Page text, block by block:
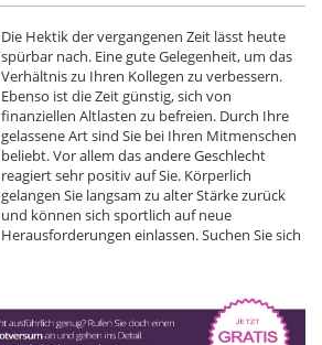
Die Hektik der vergangenen Zeit lässt heute
spürbar nach. Eine gute Gelegenheit, um das
Verhältnis zu Ihren Kollegen zu verbessern.
Ebenso ist die Zeit günstig, sich von
finanziellen Altlasten zu befreien. Durch Ihre
gelassene Art sind Sie bei Ihren Mitmenschen
beliebt. Vor allem das andere Geschlecht
reagiert sehr positiv auf Sie. Körperlich
gelangen Sie langsam zu alter Stärke zurück
und können sich sportlich auf neue
Herausforderungen einlassen. Suchen Sie sich